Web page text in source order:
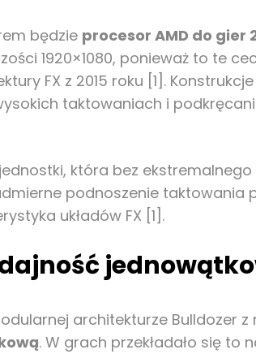
będzie procesor AMD do gier
1920×1080, ponieważ to te
FX z 2015 roku [1].
taktowaniach i
która bez
podnoszenie
układów FX [1].
architekturze Bulldozer
. W grach przekładało się to